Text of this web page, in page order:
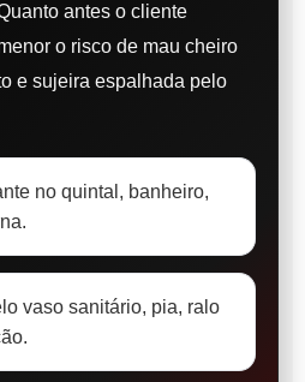
antes o cliente
o risco de mau cheiro
e sujeira espalhada pelo
no quintal, banheiro,
vaso sanitário, pia, ralo